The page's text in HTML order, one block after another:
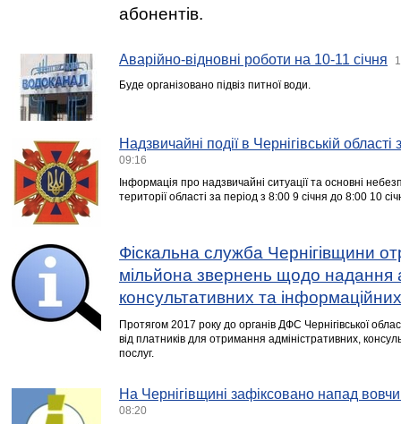
абонентів.
Аварійно-відновні роботи на 10-11 січня
Буде організовано підвіз питної води.
Надзвичайні події в Чернігівській
09:16
Інформація про надзвичайні ситуації та основні
території області за період з 8:00 9 січня до 8:00 10
Фіскальна служба Чернігівщини
мільйона звернень щодо надання
консультативних та
Протягом 2017 року до органів ДФС Чернігівської
від платників для отримання адміністративних,
послуг.
На Чернігівщині зафіксовано напад
08:20